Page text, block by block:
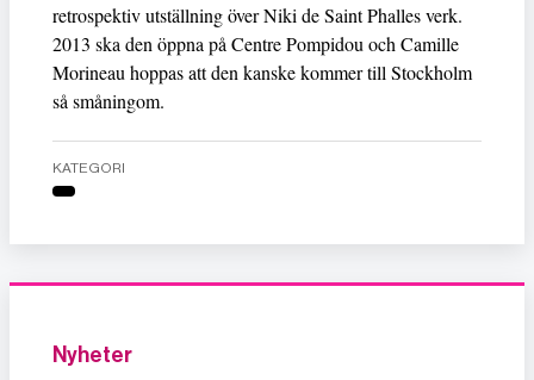
retrospektiv utställning över Niki de Saint Phalles verk.
2013 ska den öppna på Centre Pompidou och Camille
Morineau hoppas att den kanske kommer till Stockholm
så småningom.
KATEGORI
Nyheter